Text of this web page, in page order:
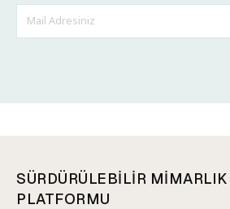
SÜRDÜRÜLEBİLİR MİMARLIK
PLATFORMU